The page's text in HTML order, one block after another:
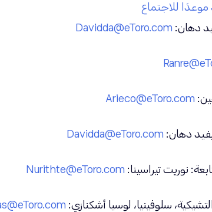
للاجتماع
دهان: Davidda@etoro.com
Arieco@etoro.com
دهان: Davidda@etoro.com
نوريت تيراسينا: Nurithte@etoro.com
سلوفينيا، لوسيا أشكنازي: